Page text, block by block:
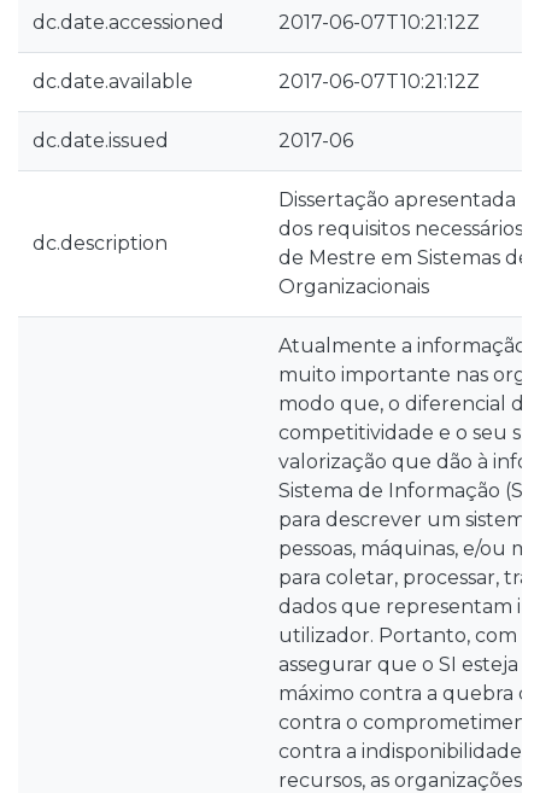
dc.date.accessioned 2017-06-07T10:21:12Z
dc.date.available 2017-06-07T10:21:12Z
dc.date.issued 2017-06
dc.description
Dissertação apresentada
dos requisitos necessários
de Mestre em Sistemas
Organizacionais
Atualmente a informação
muito importante nas
modo que, o diferencial
competitividade e o seu
valorização que dão à
Sistema de Informação
para descrever um
pessoas, máquinas, e/ou
para coletar, processar,
dados que representam
utilizador. Portanto, com
assegurar que o SI esteja
máximo contra a quebra
contra o
contra a indisponibilidade
recursos, as organizações